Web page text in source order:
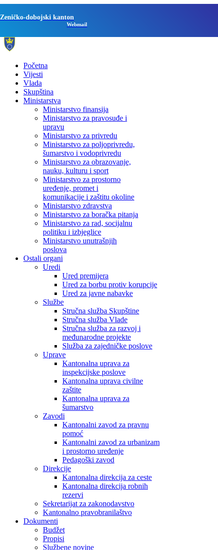
Zeničko-dobojski kanton
Webmail
Početna
Vijesti
Vlada
Skupština
Ministarstva
Ministarstvo finansija
Ministarstvo za pravosuđe i
upravu
Ministarstvo za privredu
Ministarstvo za poljoprivredu,
šumarstvo i vodoprivredu
Ministarstvo za obrazovanje,
nauku, kulturu i sport
Ministarstvo za prostorno
uređenje, promet i
komunikacije i zaštitu okoline
Ministarstvo zdravstva
Ministarstvo za boračka pitanja
Ministarstvo za rad, socijalnu
politiku i izbjeglice
Ministarstvo unutrašnjih
poslova
Ostali organi
Uredi
Ured premijera
Ured za borbu protiv korupcije
Ured za javne nabavke
Službe
Stručna služba Skupštine
Stručna služba Vlade
Stručna služba za razvoj i
međunarodne projekte
Služba za zajedničke poslove
Uprave
Kantonalna uprava za
inspekcijske poslove
Kantonalna uprava civilne
zaštite
Kantonalna uprava za
šumarstvo
Zavodi
Kantonalni zavod za pravnu
pomoć
Kantonalni zavod za urbanizam
i prostorno uređenje
Pedagoški zavod
Direkcije
Kantonalna direkcija za ceste
Kantonalna direkcija robnih
rezervi
Sekretarijat za zakonodavstvo
Kantonalno pravobranilaštvo
Dokumenti
Budžet
Propisi
Službene novine